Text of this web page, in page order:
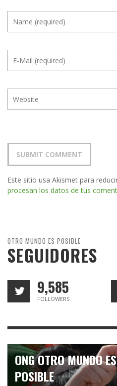
Este sitio usa Akismet para
procesan los datos de tus
OTRO MUNDO ES POSIBLE
SEGUIDORES
9,585
FOLLOWERS
ONG OTRO MUNDO ES
POSIBLE